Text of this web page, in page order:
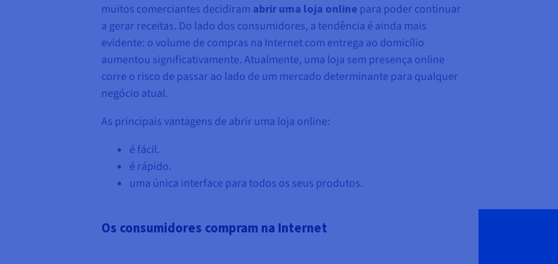
muitos comerciantes decidiram abrir uma loja online para poder continuar
a gerar receitas. Do lado dos consumidores, a tendência é ainda mais
evidente: o volume de compras na Internet com entrega ao domicílio
aumentou significativamente. Atualmente, uma loja sem presença online
corre o risco de passar ao lado de um mercado determinante para qualquer
negócio atual.
As principais vantagens de abrir uma loja online:
é fácil.
é rápido.
uma única interface para todos os seus produtos.
Os consumidores compram na Internet